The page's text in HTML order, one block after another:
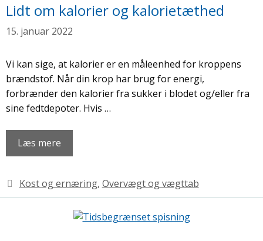
Lidt om kalorier og kalorietæthed
15. januar 2022
Vi kan sige, at kalorier er en måleenhed for kroppens
brændstof. Når din krop har brug for energi,
forbrænder den kalorier fra sukker i blodet og/eller fra
sine fedtdepoter. Hvis …
Læs mere
Kategorier
Kost og ernæring, Overvægt og vægttab